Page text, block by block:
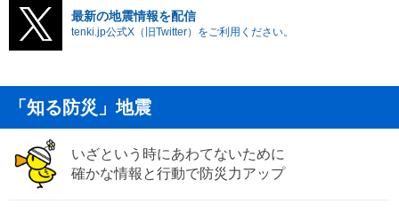
最新の地震情報を配信
tenki.jp公式X（旧Twitter）をご利用ください。
「知る防災」地震
いざという時にあわてないために
確かな情報と行動で防災力アップ